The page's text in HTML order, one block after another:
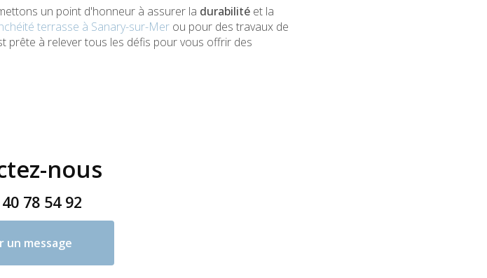
un point d'honneur à assurer la durabilité et la
terrasse à Sanary-sur-Mer ou pour des travaux de
prête à relever tous les défis pour vous offrir des
nous
78 54 92
un message